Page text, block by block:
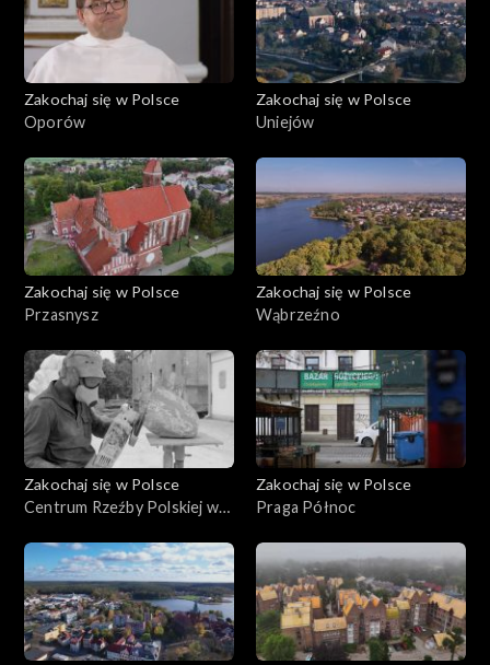
Zakochaj się w Polsce
Oporów
Zakochaj się w Polsce
Uniejów
Zakochaj się w Polsce
Przasnysz
Zakochaj się w Polsce
Wąbrzeźno
Zakochaj się w Polsce
Centrum Rzeźby Polskiej w
Zakochaj się w Polsce
Praga Północ